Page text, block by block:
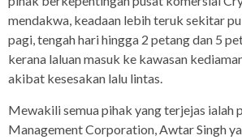
mendakwa, keadaan lebih teruk sekitar
pagi, tengah hari hingga 2 petang dan 5
kerana laluan masuk ke kawasan
akibat kesesakan lalu lintas.
Mewakili semua pihak yang terjejas ialah
Management Corporation, Awtar Singh